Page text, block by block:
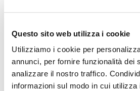
Questo sito web utilizza i cookie
Utilizziamo i cookie per
annunci, per fornire funzionalità dei
analizzare il nostro traffico.
informazioni sul modo in cui
Leggi tutto